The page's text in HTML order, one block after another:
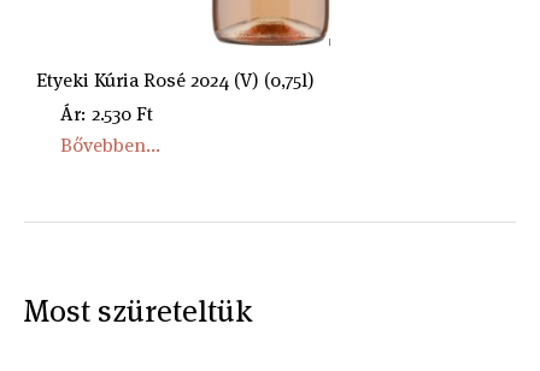
Etyeki Kúria Rosé 2024 (V) (0,75l)
Ár: 2.530 Ft
Bővebben...
Most szüreteltük